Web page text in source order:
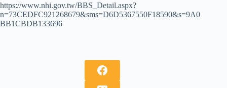
https://www.nhi.gov.tw/BBS_Detail.aspx?
n=73CEDFC921268679&sms=D6D5367550F18590&s=9A0
BB1CBDB133696